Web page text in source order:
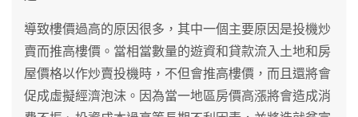
導致樓價過高的原因很多，其中一個主要原因是投機炒
賣而推高樓價。當相當數量的遊資和貸款流入土地和房
屋價格以作炒賣投機時，不但會推高樓價，而且還將會
促成虛擬經濟泡沫。因為當一地區房價高漲將會造成消